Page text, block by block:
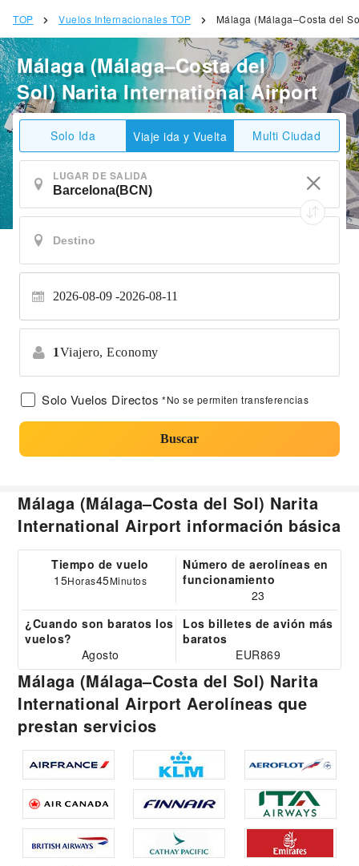
TOP Vuelos Internacionales TOP Málaga (Málaga–Costa del
Málaga (Málaga–Costa del
Sol) Narita International Airport
Solo Ida Viaje ida y Vuelta Multi Ciudad
LUGAR DE SALIDA
2026-08-09 2026-08-11
1Viajero, Economy
Solo Vuelos Directos *No se permiten transferencias
Buscar
Málaga (Málaga–Costa del Sol) Narita
International Airport información básica
Tiempo de vuelo
15Horas45Minutos
Número de aerolíneas en
funcionamiento
23
¿Cuando son baratos los
vuelos?
Agosto
Los billetes de avión más
baratos
EUR869
Málaga (Málaga–Costa del Sol) Narita
International Airport Aerolíneas que
prestan servicios